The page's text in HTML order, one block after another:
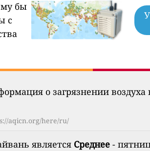
бы
с
о загрязнении
aqicn.org/here/ru/
является Среднее -